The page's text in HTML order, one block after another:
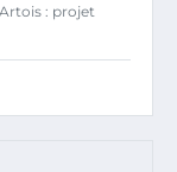
: projet